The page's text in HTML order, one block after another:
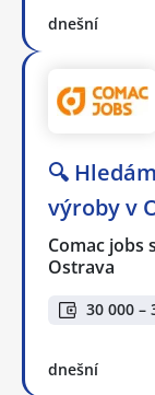
dnešní
🔍
výroby v
Comac jobs
Ostrava
30 000 –
dnešní